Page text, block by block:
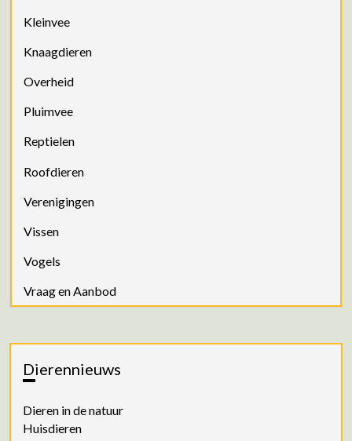
Kleinvee
Knaagdieren
Overheid
Pluimvee
Reptielen
Roofdieren
Verenigingen
Vissen
Vogels
Vraag en Aanbod
Dierennieuws
Dieren in de natuur
Huisdieren